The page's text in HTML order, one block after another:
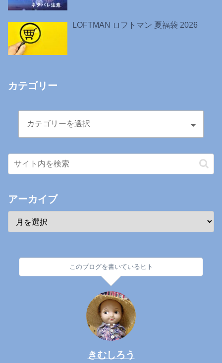
LOFTMAN ロフトマン 夏福袋 2026
カテゴリー
アーカイブ
このブログを書いているヒト
きむしろう